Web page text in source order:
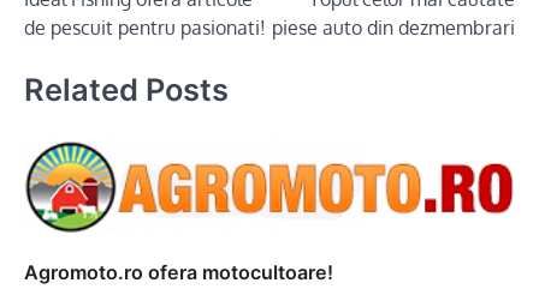
navigation
de pescuit pentru pasionati! piese auto din dezmembrari
Related Posts
Agromoto.ro ofera motocultoare!